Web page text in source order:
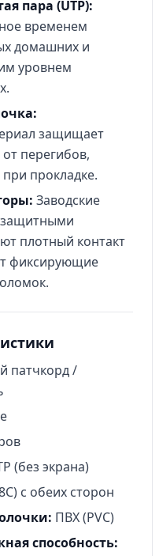
пара (UTP):
временем
домашних и
уровнем
защищает
перегибов,
прокладке.
Заводские
защитными
плотный контакт
фиксирующие
патчкорд /
(без экрана)
с обеих сторон
ПВХ (PVC)
способность: